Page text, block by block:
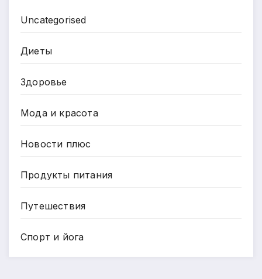
Uncategorised
Диеты
Здоровье
Мода и красота
Новости плюс
Продукты питания
Путешествия
Спорт и йога